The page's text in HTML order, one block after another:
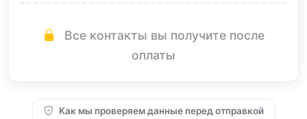
Все контакты вы получите после
оплаты
Как мы проверяем данные перед отправкой